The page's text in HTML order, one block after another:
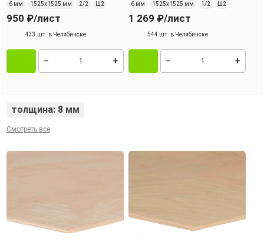
6 мм 1525х1525 мм 2/2 Ш2
950 ₽/лист
433 шт. в Челябинске
6 мм 1525х1525 мм 1/2 Ш2
1 269 ₽/лист
544 шт. в Челябинске
толщина: 8 мм
Смотреть все